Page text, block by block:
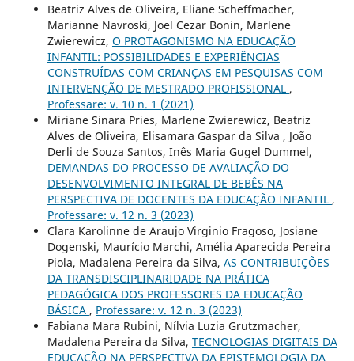
Beatriz Alves de Oliveira, Eliane Scheffmacher,
Marianne Navroski, Joel Cezar Bonin, Marlene
Zwierewicz, O PROTAGONISMO NA EDUCAÇÃO
INFANTIL: POSSIBILIDADES E EXPERIÊNCIAS
CONSTRUÍDAS COM CRIANÇAS EM PESQUISAS COM
INTERVENÇÃO DE MESTRADO PROFISSIONAL ,
Professare: v. 10 n. 1 (2021)
Miriane Sinara Pries, Marlene Zwierewicz, Beatriz
Alves de Oliveira, Elisamara Gaspar da Silva , João
Derli de Souza Santos, Inês Maria Gugel Dummel,
DEMANDAS DO PROCESSO DE AVALIAÇÃO DO
DESENVOLVIMENTO INTEGRAL DE BEBÊS NA
PERSPECTIVA DE DOCENTES DA EDUCAÇÃO INFANTIL ,
Professare: v. 12 n. 3 (2023)
Clara Karolinne de Araujo Virginio Fragoso, Josiane
Dogenski, Maurício Marchi, Amélia Aparecida Pereira
Piola, Madalena Pereira da Silva, AS CONTRIBUIÇÕES
DA TRANSDISCIPLINARIDADE NA PRÁTICA
PEDAGÓGICA DOS PROFESSORES DA EDUCAÇÃO
BÁSICA , Professare: v. 12 n. 3 (2023)
Fabiana Mara Rubini, Nílvia Luzia Grutzmacher,
Madalena Pereira da Silva, TECNOLOGIAS DIGITAIS DA
EDUCAÇÃO NA PERSPECTIVA DA EPISTEMOLOGIA DA